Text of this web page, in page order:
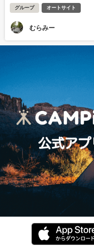
グループ オートサイト
むらみー